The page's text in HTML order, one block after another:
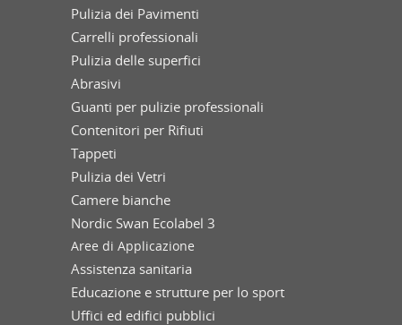
Pulizia dei Pavimenti
Carrelli professionali
Pulizia delle superfici
Abrasivi
Guanti per pulizie professionali
Contenitori per Rifiuti
Tappeti
Pulizia dei Vetri
Camere bianche
Nordic Swan Ecolabel 3
Aree di Applicazione
Assistenza sanitaria
Educazione e strutture per lo sport
Uffici ed edifici pubblici